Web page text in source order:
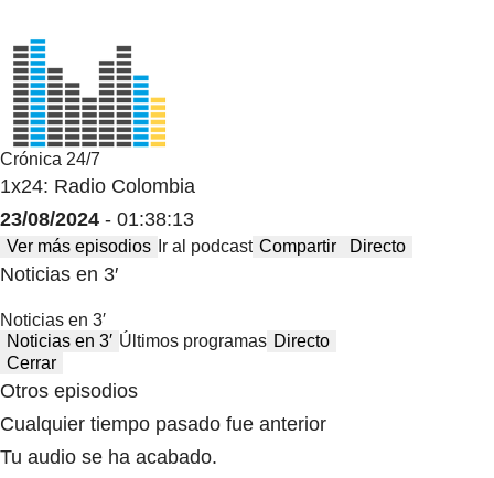
Crónica 24/7
1x24: Radio Colombia
23/08/2024 - 01:38:13
Ver más episodios Ir al podcast Compartir Directo
Noticias en 3′
Noticias en 3′
Noticias en 3′ Últimos programas Directo
Cerrar
Otros episodios
Cualquier tiempo pasado fue anterior
Tu audio se ha acabado.